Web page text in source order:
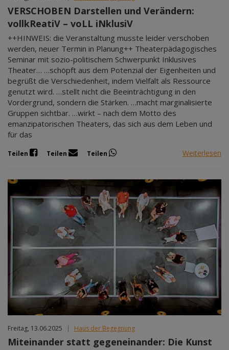
VERSCHOBEN Darstellen und Verändern:
vollkReatiV – voLL iNklusiV
++HINWEIS: die Veranstaltung musste leider verschoben
werden, neuer Termin in Planung++ Theaterpädagogisches
Seminar mit sozio-politischem Schwerpunkt Inklusives
Theater… …schöpft aus dem Potenzial der Eigenheiten und
begrüßt die Verschiedenheit, indem Vielfalt als Ressource
genutzt wird. …stellt nicht die Beeinträchtigung in den
Vordergrund, sondern die Stärken. …macht marginalisierte
Gruppen sichtbar. …wirkt – nach dem Motto des
emanzipatorischen Theaters, das sich aus dem Leben und
für das
Teilen Teilen Teilen Weiterlesen
Freitag, 13.06.2025 | Haus der Begegnung
Miteinander statt gegeneinander: Die Kunst